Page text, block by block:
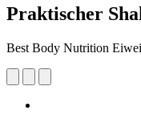
Praktischer
Best Body Nutrition